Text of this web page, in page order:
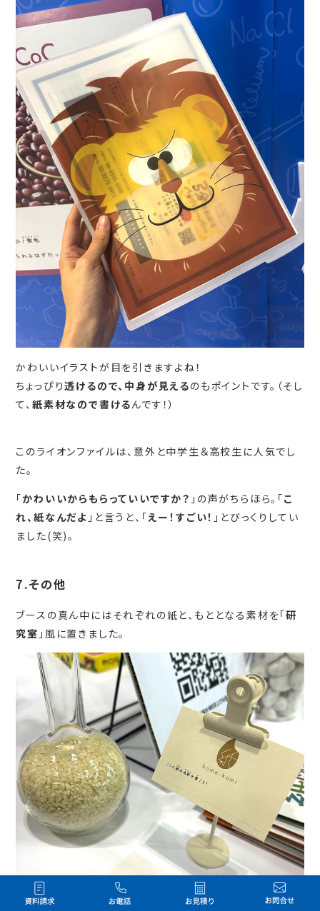
かわいいイラストが目を引きますよね！
ちょっぴり透けるので、中身が見えるのもポイントです。（そし
て、紙素材なので書けるんです！）
このライオンファイルは、意外と中学生＆高校生に人気でし
た。
「かわいいからもらっていいですか？ 」の声がちらほら。「こ
れ、紙なんだよ 」と言うと、「えー！すごい！ 」とびっくりしてい
ました(笑)。
7.その他
ブースの真ん中にはそれぞれの紙と、もととなる素材を「研
究室 」風に置きました。